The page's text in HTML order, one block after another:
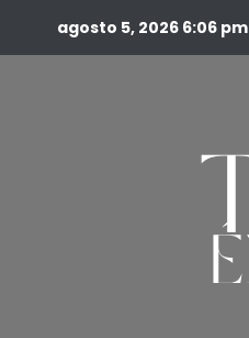
agosto 5, 2026 6:06 pm